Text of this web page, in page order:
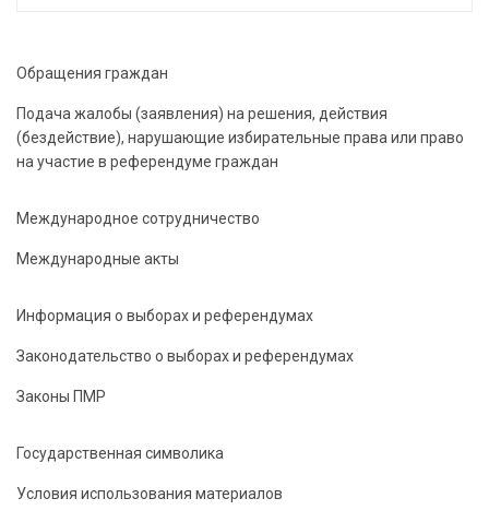
Обращения граждан
Подача жалобы (заявления) на решения, действия
(бездействие), нарушающие избирательные права или право
на участие в референдуме граждан
Международное сотрудничество
Международные акты
Информация о выборах и референдумах
Законодательство о выборах и референдумах
Законы ПМР
Государственная символика
Условия использования материалов